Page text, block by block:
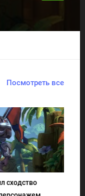
Посмотреть все
сходство